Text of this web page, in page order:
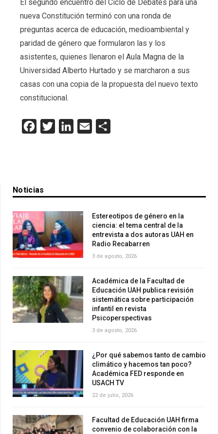
El segundo encuentro del Ciclo de Debates para una
nueva Constitución terminó con una ronda de
preguntas acerca de educación, medioambiental y
paridad de género que formularon las y los
asistentes, quienes llenaron el Aula Magna de la
Universidad Alberto Hurtado y se marcharon a sus
casas con una copia de la propuesta del nuevo texto
constitucional.
Facebook
Twitter LinkedInEmail
Noticias
Estereotipos de género en la
ciencia: el tema central de la
entrevista a dos autoras UAH en
Radio Recabarren
3 de agosto, 2026
Académica de la Facultad de
Educación UAH publica revisión
sistemática sobre participación
infantil en revista
Psicoperspectivas
3 de agosto, 2026
¿Por qué sabemos tanto de cambio
climático y hacemos tan poco?
Académica FED responde en
USACH TV
22 de julio, 2026
Facultad de Educación UAH firma
convenio de colaboración con la